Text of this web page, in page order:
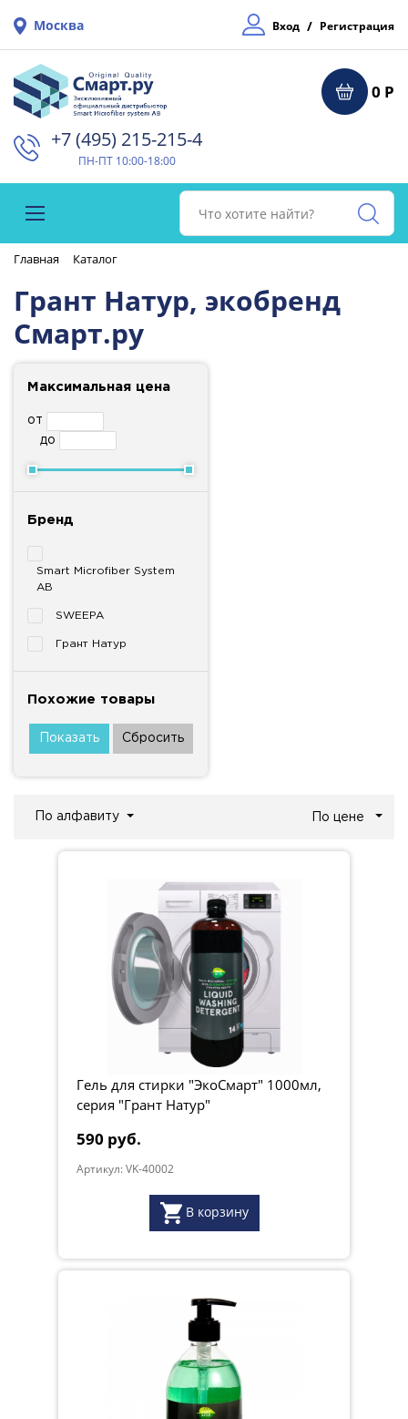
Москва Вход / Регистрация
0 Р
+7 (495) 215-215-4⁠
ПН-ПТ 10:00-18:00
Главная Каталог
Грант Натур, экобренд
Смарт.ру
Максимальная цена
от
до
Бренд
Smart Microfiber System
AB
SWEEPA
Грант Натур
Похожие товары
По алфавиту По цене
Гель для стирки "ЭкоСмарт" 1000мл,
серия "Грант Натур"
590 руб.
Артикул: VK-40002
В корзину